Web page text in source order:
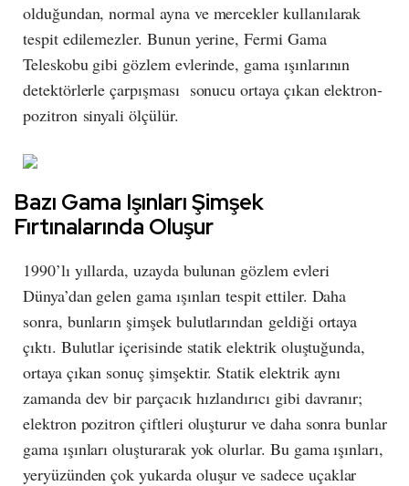
olduğundan, normal ayna ve mercekler kullanılarak
tespit edilemezler. Bunun yerine, Fermi Gama
Teleskobu gibi gözlem evlerinde, gama ışınlarının
detektörlerle çarpışması sonucu ortaya çıkan elektron-
pozitron sinyali ölçülür.
Bazı Gama Işınları Şimşek
Fırtınalarında Oluşur
1990’lı yıllarda, uzayda bulunan gözlem evleri
Dünya’dan gelen gama ışınları tespit ettiler. Daha
sonra, bunların şimşek bulutlarından geldiği ortaya
çıktı. Bulutlar içerisinde statik elektrik oluştuğunda,
ortaya çıkan sonuç şimşektir. Statik elektrik aynı
zamanda dev bir parçacık hızlandırıcı gibi davranır;
elektron pozitron çiftleri oluşturur ve daha sonra bunlar
gama ışınları oluşturarak yok olurlar. Bu gama ışınları,
yeryüzünden çok yukarda oluşur ve sadece uçaklar